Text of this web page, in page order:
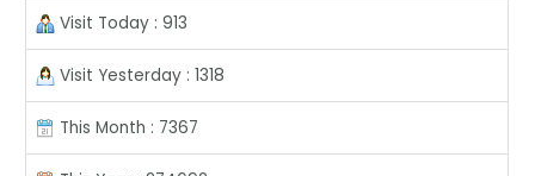
Visit Today : 913
Visit Yesterday : 1318
This Month : 7367